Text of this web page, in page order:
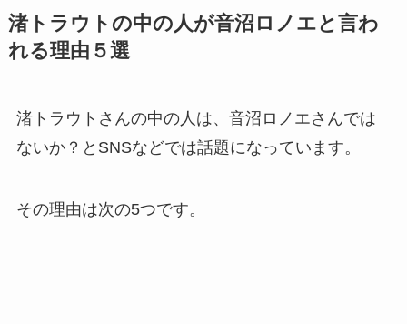
渚トラウトの中の人が音沼ロノエと言わ
れる理由５選
渚トラウトさんの中の人は、音沼ロノエさんでは
ないか？とSNSなどでは話題になっています。
その理由は次の5つです。